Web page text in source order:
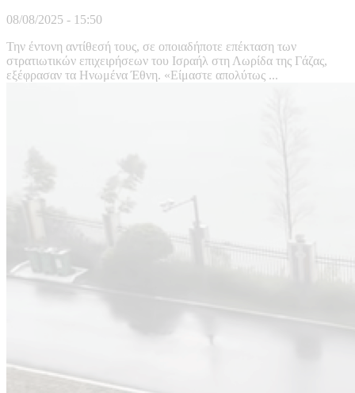
08/08/2025 - 15:50
Την έντονη αντίθεσή τους, σε οποιαδήποτε επέκταση των
στρατιωτικών επιχειρήσεων του Ισραήλ στη Λωρίδα της Γάζας,
εξέφρασαν τα Ηνωμένα Έθνη. «Είμαστε απολύτως ...